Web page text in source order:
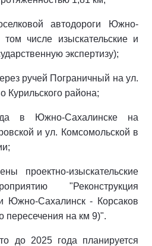
автодороги Южно-
числе изыскательские и
экспертизу);
ручей Пограничный на ул.
Курильского района;
в Южно-Сахалинске на
и ул. Комсомольской в
проектно-изыскательские
"Реконструкция
Южно-Сахалинск - Корсаков
пересечения на км 9)".
до 2025 года планируется